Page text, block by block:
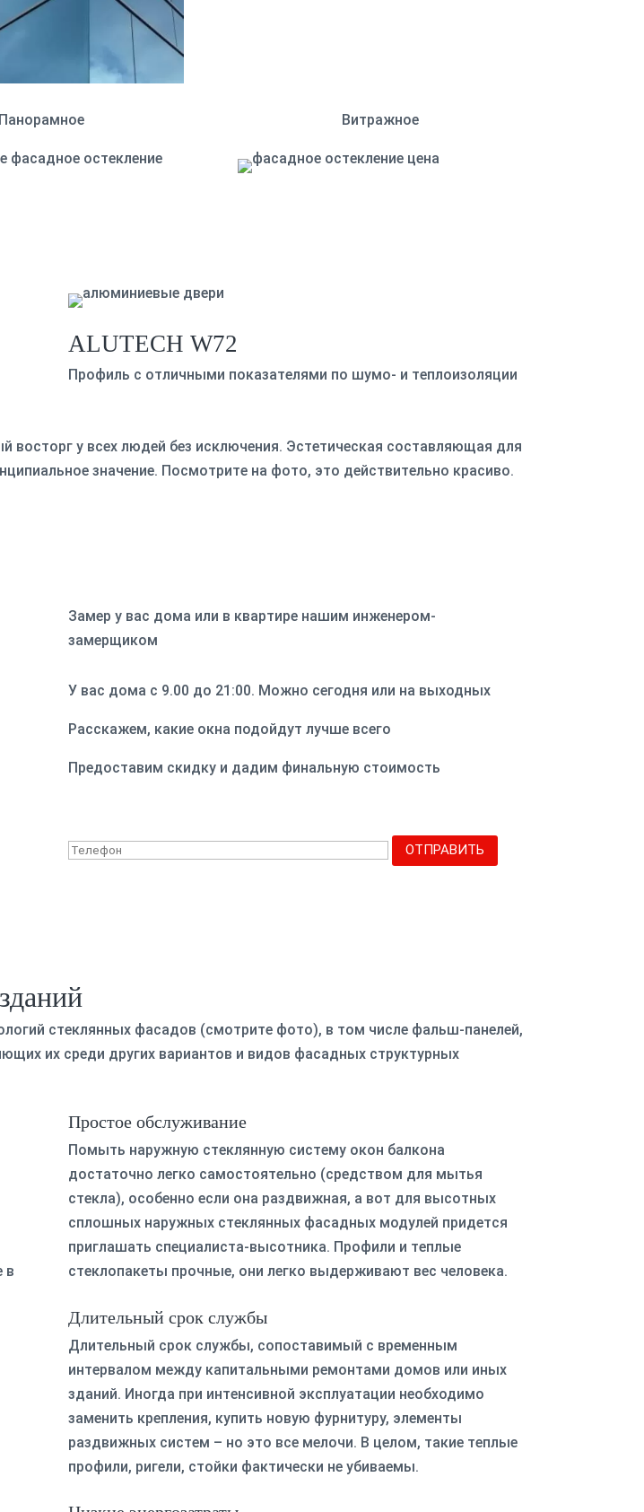
Панорамное Витражное
ALUTECH W72
Профиль с отличными показателями по шумо- и теплоизоляции
у всех людей без исключения. Эстетическая составляющая для
значение. Посмотрите на фото, это действительно красиво.
Замер у вас дома или в квартире нашим инженером-
замерщиком
У вас дома с 9.00 до 21:00. Можно сегодня или на выходных
Расскажем, какие окна подойдут лучше всего
Предоставим скидку и дадим финальную стоимость
ОТПРАВИТЬ
стеклянных фасадов (смотрите фото), в том числе фальш-панелей,
их среди других вариантов и видов фасадных структурных
в
Простое обслуживание
Помыть наружную стеклянную систему окон балкона
достаточно легко самостоятельно (средством для мытья
стекла), особенно если она раздвижная, а вот для высотных
сплошных наружных стеклянных фасадных модулей придется
приглашать специалиста-высотника. Профили и теплые
стеклопакеты прочные, они легко выдерживают вес человека.
Длительный срок службы
Длительный срок службы, сопоставимый с временным
интервалом между капитальными ремонтами домов или иных
зданий. Иногда при интенсивной эксплуатации необходимо
заменить крепления, купить новую фурнитуру, элементы
раздвижных систем – но это все мелочи. В целом, такие теплые
профили, ригели, стойки фактически не убиваемы.